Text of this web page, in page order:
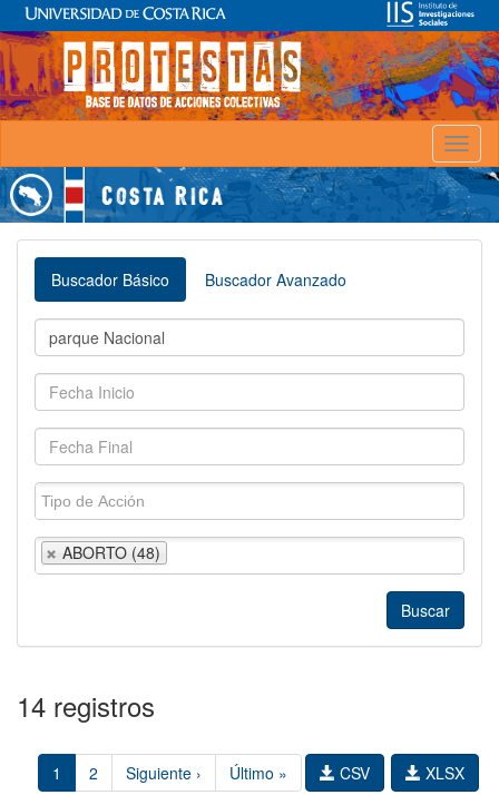
Buscador Básico Buscador Avanzado
ABORTO (48)
14 registros
1 2 Siguiente › Último » XLSX
CSV